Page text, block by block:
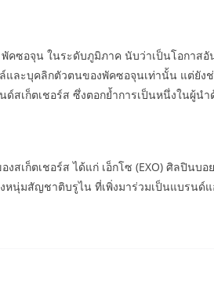
พัคซอจุน ในระดับภูมิภาค นับว่าเป็นโอกา
และบุคลิกตัวตนของพัคซอจุนเท่านั้น แต่ยั
สเก็ตเชอร์ส ซึ่งตอกย้ำการเป็นหนึ่งในผู้
เก็ตเชอร์ส ได้แก่ เอ็กโซ (EXO) ศิลปินบ
นุ่มสัญชาติบรูไน ที่เพิ่งมาร่วมเป็นแบรนด์แ